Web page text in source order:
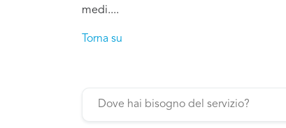
medi....
Torna su